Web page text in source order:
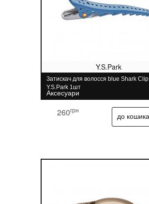
Y.S.Park
Затискач для волосся blue Shark Clip
Y.S.Park 1шт
Аксесуари
260грн